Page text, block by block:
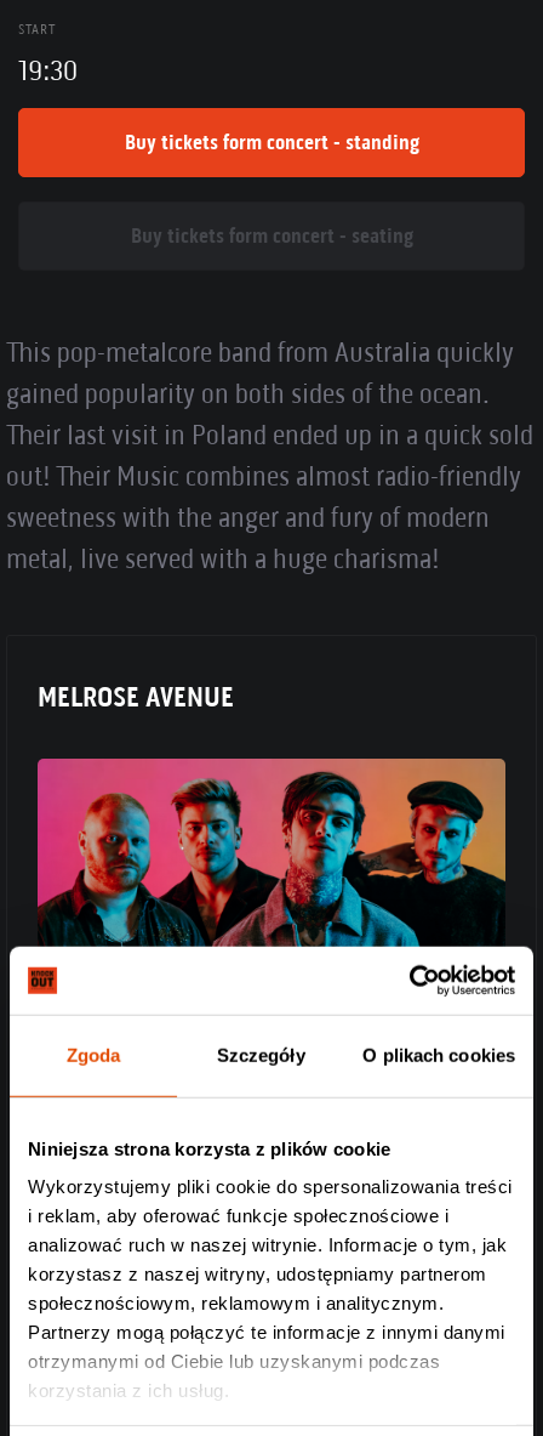
Zgoda Szczegóły O plikach cookies
Niniejsza strona korzysta z plików cookie
Wykorzystujemy pliki cookie do spersonalizowania treści
i reklam, aby oferować funkcje społecznościowe i
analizować ruch w naszej witrynie. Informacje o tym, jak
korzystasz z naszej witryny, udostępniamy partnerom
społecznościowym, reklamowym i analitycznym.
Partnerzy mogą połączyć te informacje z innymi danymi
otrzymanymi od Ciebie lub uzyskanymi podczas
korzystania z ich usług.
START
19:30
Buy tickets form concert - standing
Buy tickets form concert - seating
This pop-metalcore band from Australia quickly
gained popularity on both sides of the ocean.
Their last visit in Poland ended up in a quick sold
out! Their Music combines almost radio-friendly
sweetness with the anger and fury of modern
metal, live served with a huge charisma!
MELROSE AVENUE